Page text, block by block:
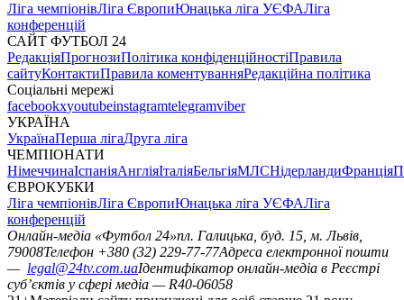
Ліга чемпіонівЛіга ЄвропиЮнацька ліга УЄФАЛіга
конференцій
САЙТ ФУТБОЛ 24
РедакціяПрогнозиПолітика конфіденційностіПравила
сайтуКонтактиПравила коментуванняРедакційна політика
Соціальні мережі
facebookxyoutubeinstagramtelegramviber
УКРАЇНА
УкраїнаПерша лігаДруга ліга
ЧЕМПІОНАТИ
НімеччинаІспаніяАнгліяІталіяБельгіяМЛСНідерландиФранція
ЄВРОКУБКИ
Ліга чемпіонівЛіга ЄвропиЮнацька ліга УЄФАЛіга
конференцій
Онлайн-медіа «Футбол 24»пл. Галицька, буд. 15, м. Львів,
79008Телефон +380 (32) 229-77-77Адреса електронної пошти
— legal@24tv.com.uaІдентифікатор онлайн-медіа в Реєстрі
суб’єктів у сфері медіа — R40-06058